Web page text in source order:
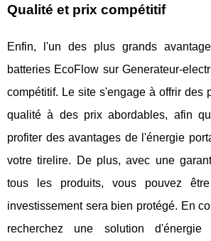
Qualité et prix compétitif
Enfin, l'un des plus grands
batteries EcoFlow sur Generateur-
compétitif. Le site s'engage à offrir des
qualité à des prix abordables, afin
profiter des avantages de l'énergie
votre tirelire. De plus, avec une
tous les produits, vous pouvez
investissement sera bien protégé. En
recherchez une solution d'énergie